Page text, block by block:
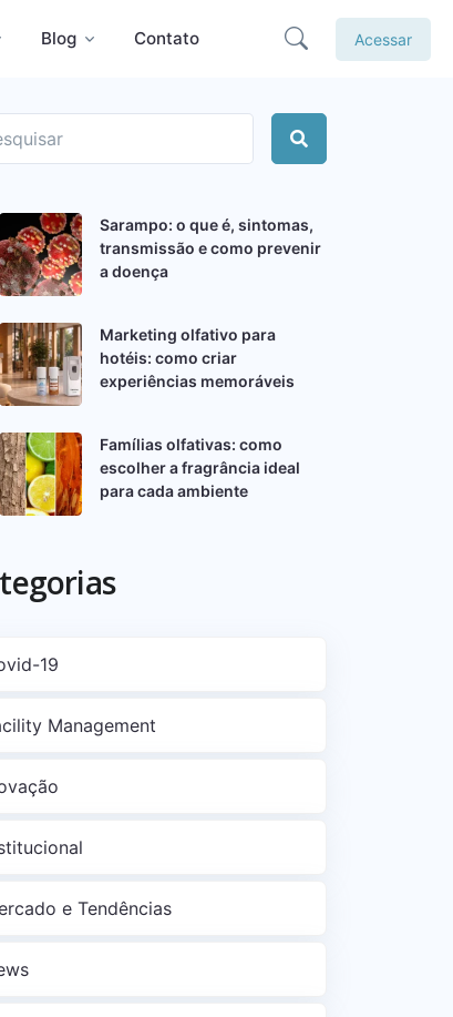
Blog Contato Acessar
Sarampo: o que é, sintomas,
transmissão e como prevenir
a doença
Marketing olfativo para
hotéis: como criar
experiências memoráveis
Famílias olfativas: como
escolher a fragrância ideal
para cada ambiente
19
Management
e Tendências